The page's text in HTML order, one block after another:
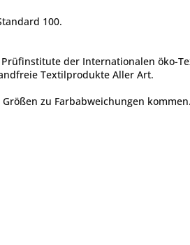
100.
der Internationalen öko-
Textilprodukte Aller Art.
zu Farbabweichungen kommen.